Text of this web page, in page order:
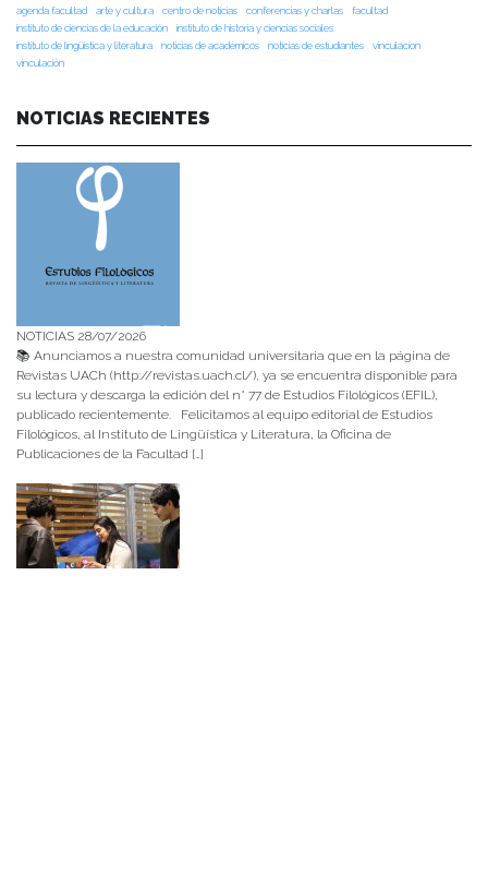
agenda facultad arte y cultura centro de noticias conferencias y charlas
facultad
instituto de ciencias de la educación
instituto de historia y ciencias sociales
instituto de lingüística y literatura
noticias de académicos noticias de estudiantes
vinculacion
vinculación
NOTICIAS RECIENTES
NOTICIAS 28/07/2026
📚 Anunciamos a nuestra comunidad universitaria que en la página de
Revistas UACh (http://revistas.uach.cl/), ya se encuentra disponible para
su lectura y descarga la edición del n° 77 de Estudios Filológicos (EFIL),
publicado recientemente. Felicitamos al equipo editorial de Estudios
Filológicos, al Instituto de Lingüística y Literatura, la Oficina de
Publicaciones de la Facultad […]